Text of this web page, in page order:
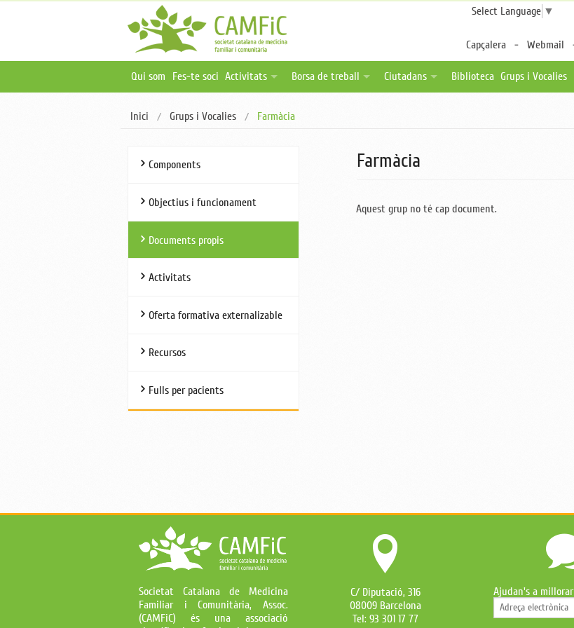
Select Language ▼
Capçalera Webmail
Qui som Fes-te soci Activitats
Activitats online i a distància
Borsa de treball
Ciutadans
Biblioteca Grups i Vocalies
Inici Grups i Vocalies Farmàcia
Components
Objectius i funcionament
Documents propis
Activitats
Oferta formativa externalizable
Recursos
Fulls per pacients
Farmàcia
Aquest grup no té cap document.
Societat Catalana de Medicina
Familiar i Comunitària, Assoc.
(CAMFiC) és una associació
C/ Diputació, 316
08009 Barcelona
Tel: 93 301 17 77
Ajudan's a millorar